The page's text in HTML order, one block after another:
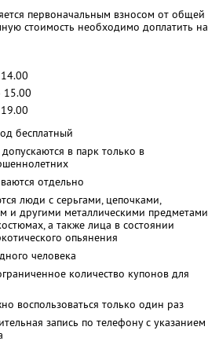
первоначальным взносом от общей
стоимость необходимо доплатить на
15.00
бесплатный
в парк только в
отдельно
люди с серьгами, цепочками,
и другими металлическими предметами
а также лица в состоянии
опьянения
человека
количество купонов для
воспользоваться только один раз
запись по телефону с указанием